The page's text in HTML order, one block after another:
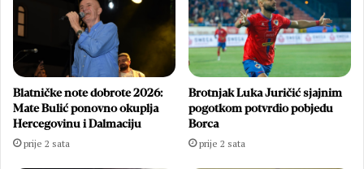
Blatničke note dobrote 2026:
Mate Bulić ponovno okuplja
Hercegovinu i Dalmaciju
prije 2 sata
Brotnjak Luka Juričić sjajnim
pogotkom potvrdio pobjedu
Borca
prije 2 sata